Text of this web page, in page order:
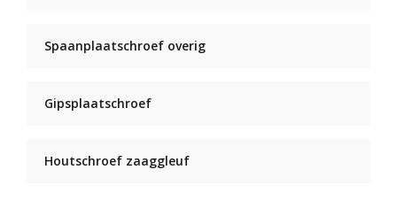
Spaanplaatschroef overig
Gipsplaatschroef
Houtschroef zaaggleuf